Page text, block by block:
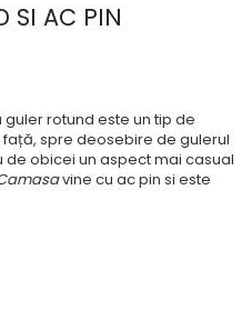
SI AC PIN
rotund este un tip de
spre deosebire de gulerul
obicei un aspect mai casual
vine cu ac pin si este